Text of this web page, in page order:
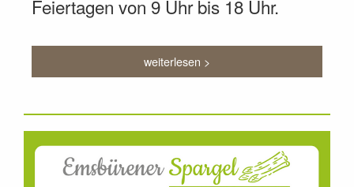
Feiertagen von 9 Uhr bis 18 Uhr.
weiterlesen >